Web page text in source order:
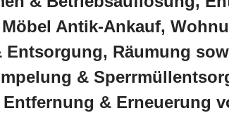
Antik-Ankauf,
Räumung
&
& Erneuerung